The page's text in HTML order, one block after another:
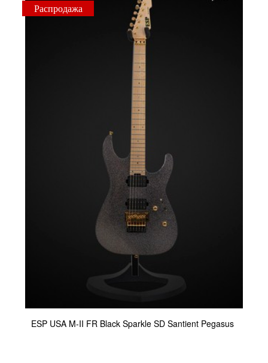
Распродажа
ESP USA M-II FR Black Sparkle SD Santient Pegasus